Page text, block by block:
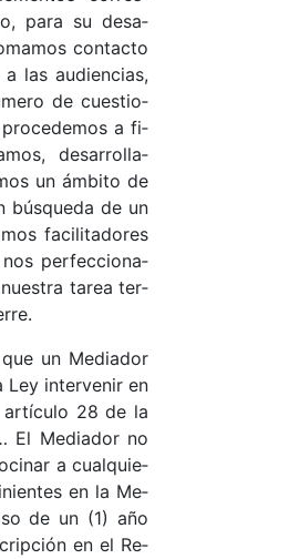
pa­ra su de­sa­
con­tac­to
las au­dien­cia­s,
de cues­tio­
pro­ce­de­mos a fi­
de­sa­rro­lla­
un ám­bi­to de
bús­que­da de un
fa­ci­li­ta­do­res
per­fec­cio­na­
ta­rea ter­
un Me­dia­dor
Ley in­ter­ve­nir en
ar­tícu­lo 28 de la
El Me­dia­dor no
a cual­quie­
en la Me­
de un (1) año
en el Re­